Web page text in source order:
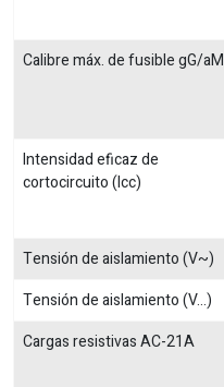
Calibre máx. de fusible gG/aM
Intensidad eficaz de
cortocircuito (Icc)
Tensión de aislamiento (V~)
Tensión de aislamiento (V...)
Cargas resistivas AC-21A